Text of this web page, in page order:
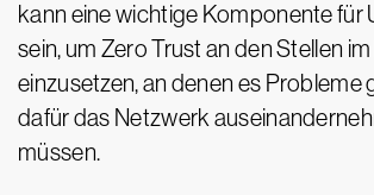
kann eine wichtige Komponente für
sein, um Zero Trust an den Stellen
einzusetzen, an denen es Probleme
dafür das Netzwerk
müssen.